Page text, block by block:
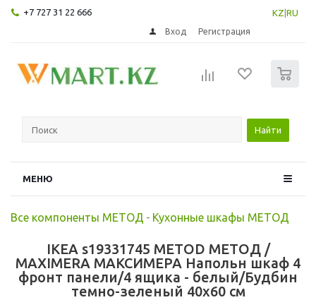
+7 727 31 22 666 KZ RU
Вход Регистрация
Найти
МЕНЮ
Все компоненты МЕТОД - Кухонные шкафы МЕТОД
IKEA s19331745 METOD МЕТОД /
MAXIMERA МАКСИМЕРА Напольн шкаф 4
фронт панели/4 ящика - белый/Будбин
темно-зеленый 40x60 см